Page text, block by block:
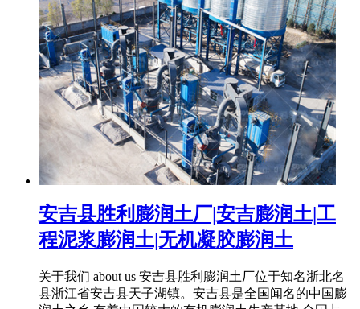
安吉县胜利膨润土厂|安吉膨润土|工
程泥浆膨润土|无机凝胶膨润土
关于我们 about us 安吉县胜利膨润土厂位于知名浙北名
县浙江省安吉县天子湖镇。安吉县是全国闻名的中国膨